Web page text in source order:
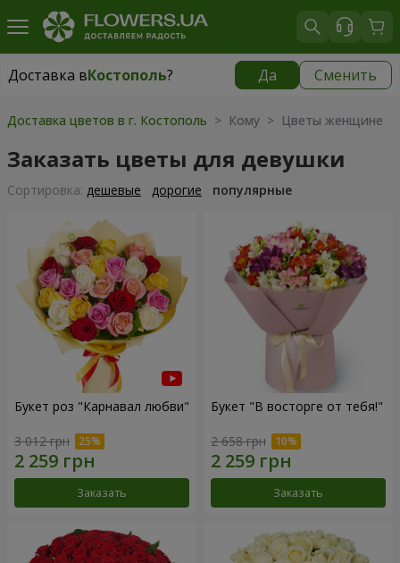
Доставка вКостополь? Да Сменить
Доставка вКостополь|
Доставка цветов в г. Костополь > Кому > Цветы женщине
Заказать цветы для девушки
Cортировка: дешевые дорогие популярные
Букет роз "Карнавал любви"
3 012 грн
Заказать
Букет "В восторге от тебя!"
2 658 грн
Заказать